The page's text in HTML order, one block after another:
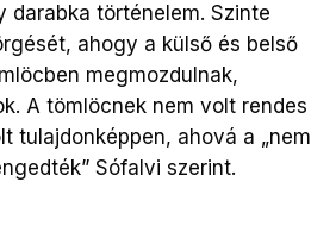
történelem. Szinte
ahogy a külső és belső
megmozdulnak,
A tömlöcnek nem volt rendes
tulajdonképpen, ahová a „nem
Sófalvi szerint.